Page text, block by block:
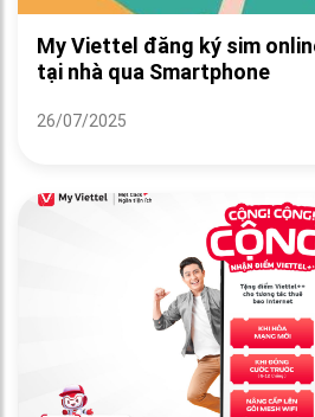
My Viettel đăng ký sim
tại nhà qua Smartphone
26/07/2025